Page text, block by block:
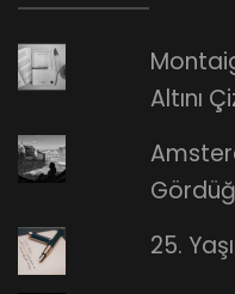
Altını
25.